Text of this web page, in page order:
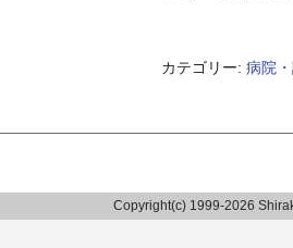
カテゴリー: 病院
Copyright(c) 1999-2026